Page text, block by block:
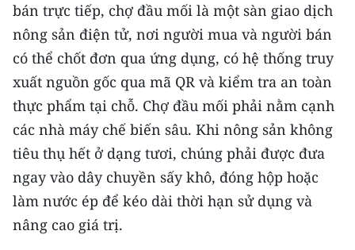
bán trực tiếp, chợ đầu mối là một sàn giao dịch
nông sản điện tử, nơi người mua và người bán
có thể chốt đơn qua ứng dụng, có hệ thống truy
xuất nguồn gốc qua mã QR và kiểm tra an toàn
thực phẩm tại chỗ. Chợ đầu mối phải nằm cạnh
các nhà máy chế biến sâu. Khi nông sản không
tiêu thụ hết ở dạng tươi, chúng phải được đưa
ngay vào dây chuyền sấy khô, đóng hộp hoặc
làm nước ép để kéo dài thời hạn sử dụng và
nâng cao giá trị.